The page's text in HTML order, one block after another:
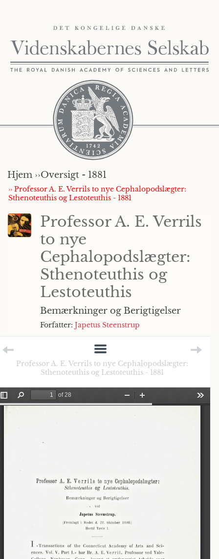
Hjem ››Oversigt - 1881
›› Professor A. E. Verrils to nye Cephalopodslægter:
Sthenoteuthis og Lestoteuthis - 1881
Professor A. E. Verrils
to nye
Cephalopodslægter:
Sthenoteuthis og
Lestoteuthis
Bemærkninger og Berigtigelser
Forfatter: Japetus Steenstrup
Professor A. E. Verrils to nye Cephalopodslægter:
Sthenoteuthis og Lestoteuthis - 1881